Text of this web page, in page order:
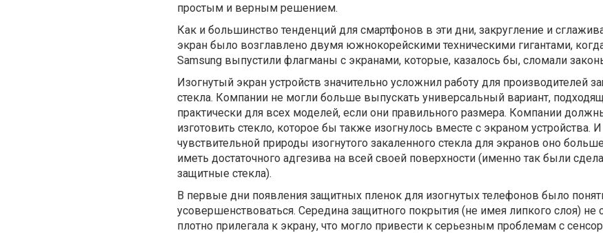
простым и верным решением.
Как и большинство тенденций для смартфонов в эти дни, закругление и
экран было возглавлено двумя южнокорейскими техническими гигантами,
Samsung выпустили флагманы с экранами, которые, казалось бы, сломали
Изогнутый экран устройств значительно усложнил работу для производителей
стекла. Компании не могли больше выпускать универсальный вариант,
практически для всех моделей, если они правильного размера. Компании
изготовить стекло, которое бы также изогнулось вместе с экраном устройства.
чувствительной природы изогнутого закаленного стекла для экранов оно
иметь достаточного адгезива на всей своей поверхности (именно так были
защитные стекла).
В первые дни появления защитных пленок для изогнутых телефонов было
усовершенствоваться. Середина защитного покрытия (не имея липкого слоя) не
плотно прилегала к экрану, что могло привести к серьезным проблемам с